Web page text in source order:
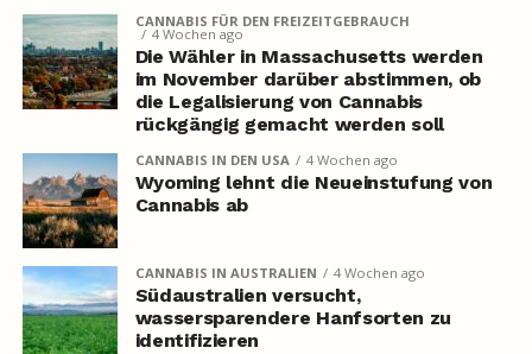
CANNABIS FÜR DEN FREIZEITGEBRAUCH
4 Wochen ago
Die Wähler in Massachusetts werden
im November darüber abstimmen, ob
die Legalisierung von Cannabis
rückgängig gemacht werden soll
CANNABIS IN DEN USA 4 Wochen ago
Wyoming lehnt die Neueinstufung von
Cannabis ab
CANNABIS IN AUSTRALIEN 4 Wochen ago
Südaustralien versucht,
wassersparendere Hanfsorten zu
identifizieren